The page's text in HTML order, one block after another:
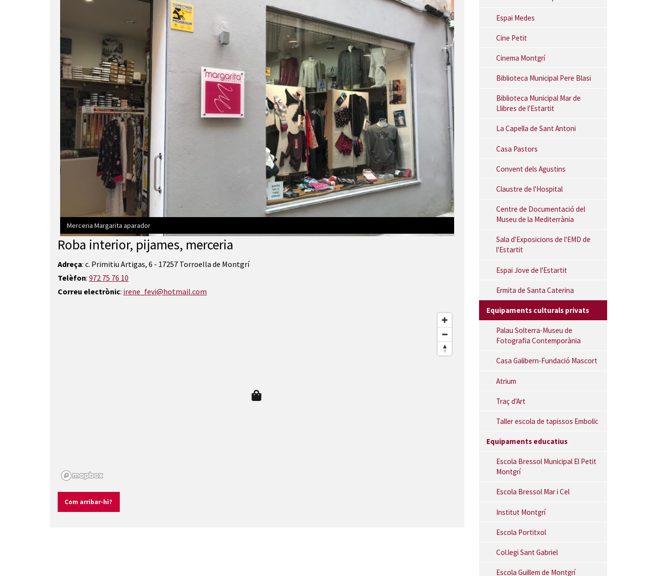
Merceria Margarita aparador
Diapositiva 1 de 1
Roba interior, pijames, merceria
Adreça: c. Primitiu Artigas, 6 - 17257 Torroella de Montgrí
Telèfon: 972 75 76 10
Correu electrònic: irene_fevi@hotmail.com
Com arribar-hi?
Espai Medes
Cine Petit
Cinema Montgrí
Biblioteca Municipal Pere Blasi
Biblioteca Municipal Mar de
Llibres de l'Estartit
La Capella de Sant Antoni
Casa Pastors
Convent dels Agustins
Claustre de l'Hospital
Centre de Documentació del
Museu de la Mediterrània
Sala d'Exposicions de l'EMD de
l'Estartit
Espai Jove de l'Estartit
Ermita de Santa Caterina
Equipaments culturals privats
Palau Solterra-Museu de
Fotografia Contemporània
Casa Galibern-Fundació Mascort
Atrium
Traç d'Art
Taller escola de tapissos Embolic
Equipaments educatius
Escola Bressol Municipal El Petit
Montgrí
Escola Bressol Mar i Cel
Institut Montgrí
Escola Portitxol
Col.legi Sant Gabriel
Escola Guillem de Montgrí